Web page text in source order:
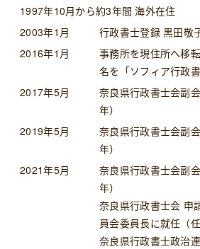
1997年10月から約3年間 海外在住
2003年1月
行政書士登録 黒田敬
2016年1月
事務所を現住所へ移
名を「ソフィア行政
2017年5月
奈良県行政書士会副
年）
2019年5月
奈良県行政書士会副
年）
2021年5月
奈良県行政書士会副
年）
奈良県行政書士会 申
員会委員長に就任（任
奈良県行政書士政治